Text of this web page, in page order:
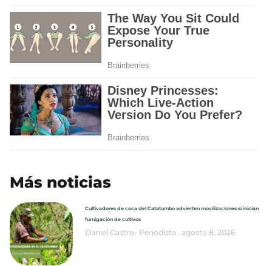
Más noticias
Cultivadores de coca del Catatumbo advierten movilizaciones si inician
fumigación de cultivos
Daniel Castro- Periodista agosto 8, 2026